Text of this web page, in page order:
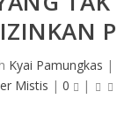
Kyai Pamungkas |
Mistis | 0 |